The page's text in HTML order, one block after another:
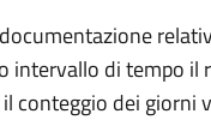
intervallo di tempo il
conteggio dei giorni